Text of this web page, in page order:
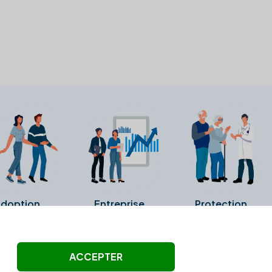
Entreprise Protection
ni été vérifiés par Alexia.fr.
ACCEPTER